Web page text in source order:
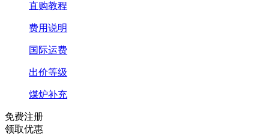
直购教程
费用说明
国际运费
出价等级
煤炉补充
免费注册
领取优惠